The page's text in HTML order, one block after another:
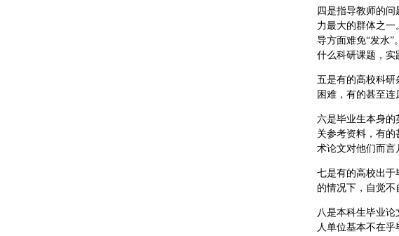
四是指导教师的
力最大的群体之
导方面难免“发水
什么科研课题，实
五是有的高校科研
困难，有的甚至连
六是毕业生本身的
关参考资料，有的
术论文对他们而言
七是有的高校出于
的情况下，自觉不
八是本科生毕业
人单位基本不在